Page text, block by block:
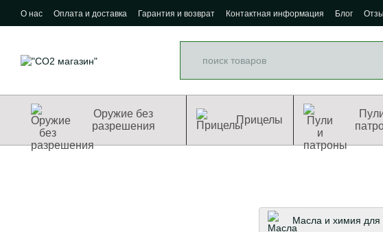
Перейти к основному контенту
О нас Оплата и доставка Гарантия и возврат Контактная информация Блог
Оружие без
разрешения
Прицелы
Масла и химия для